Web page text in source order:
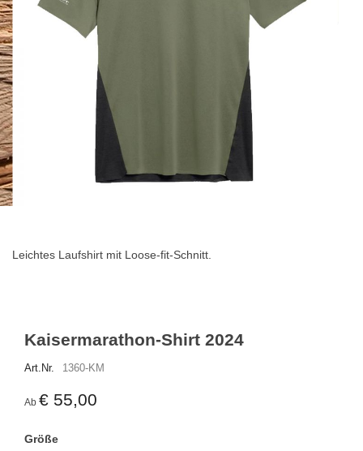
Kaisermarathon-Shirt 2024
Art.Nr. 1360-KM
Ab € 55,00
Größe
Leichtes Laufshirt mit Loose-fit-Schnitt.